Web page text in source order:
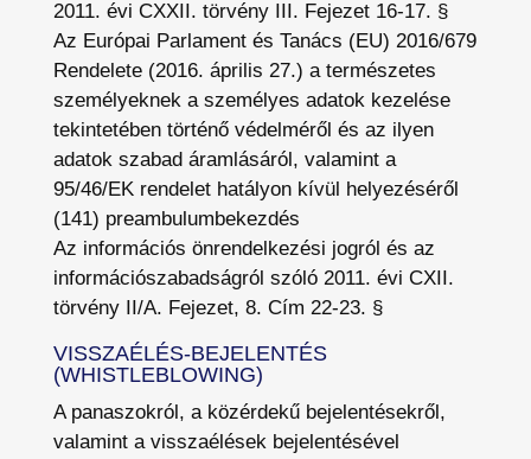
2011. évi CXXII. törvény III. Fejezet 16-17. §
Az Európai Parlament és Tanács (EU) 2016/679
Rendelete (2016. április 27.) a természetes
személyeknek a személyes adatok kezelése
tekintetében történő védelméről és az ilyen
adatok szabad áramlásáról, valamint a
95/46/EK rendelet hatályon kívül helyezéséről
(141) preambulumbekezdés
Az információs önrendelkezési jogról és az
információszabadságról szóló 2011. évi CXII.
törvény II/A. Fejezet, 8. Cím 22-23. §
VISSZAÉLÉS-BEJELENTÉS
(WHISTLEBLOWING)
A panaszokról, a közérdekű bejelentésekről,
valamint a visszaélések bejelentésével